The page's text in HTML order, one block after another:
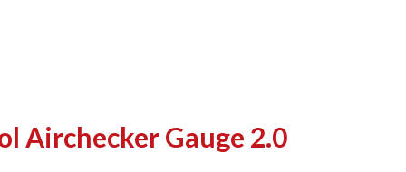
Airchecker Gauge 2.0